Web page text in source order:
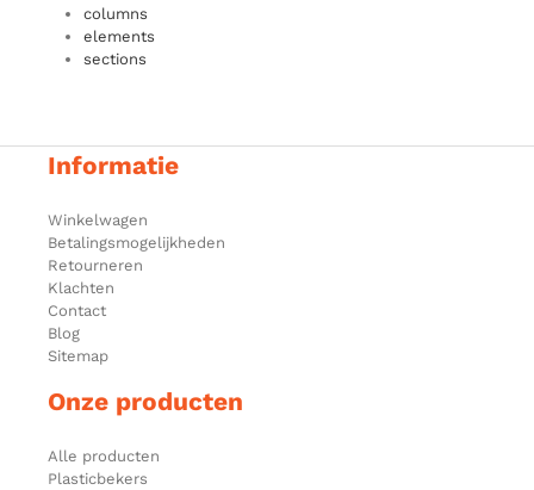
columns
elements
sections
Informatie
Winkelwagen
Betalingsmogelijkheden
Retourneren
Klachten
Contact
Blog
Sitemap
Onze producten
Alle producten
Plasticbekers